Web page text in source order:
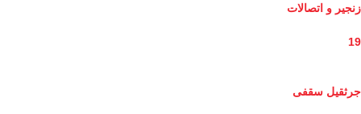
زنجیر و اتصالات
19
جرثقیل سقفی